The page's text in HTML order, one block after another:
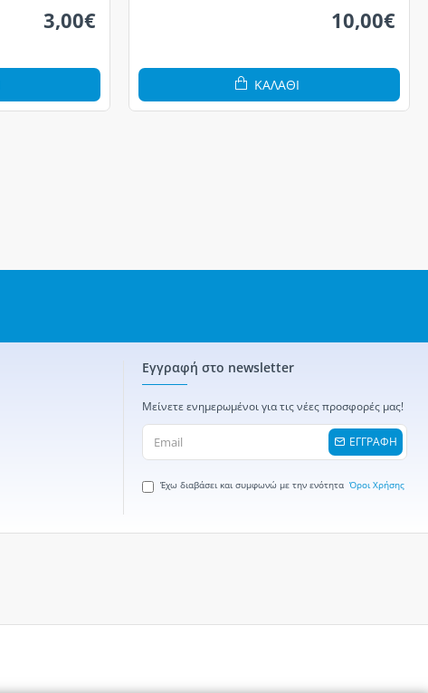
3,00€ 10,00€
ΚΑΛΆΘΙ
Εγγραφή στο newsletter
Μείνετε ενημερωμένοι για τις νέες προσφορές μας!
ΕΓΓΡΑΦΗ
Έχω διαβάσει και συμφωνώ με την ενότητα Όροι Χρήσης